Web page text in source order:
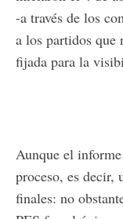
-a través de los
a los partidos que
fijada para la
Aunque el
proceso, es decir,
finales: no